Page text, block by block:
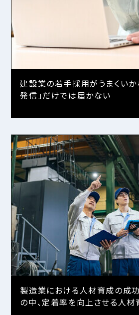
建設業の若手採用がうまくいか
発信」だけでは届かない
製造業における人材育成の成
の中、定着率を向上させる人材